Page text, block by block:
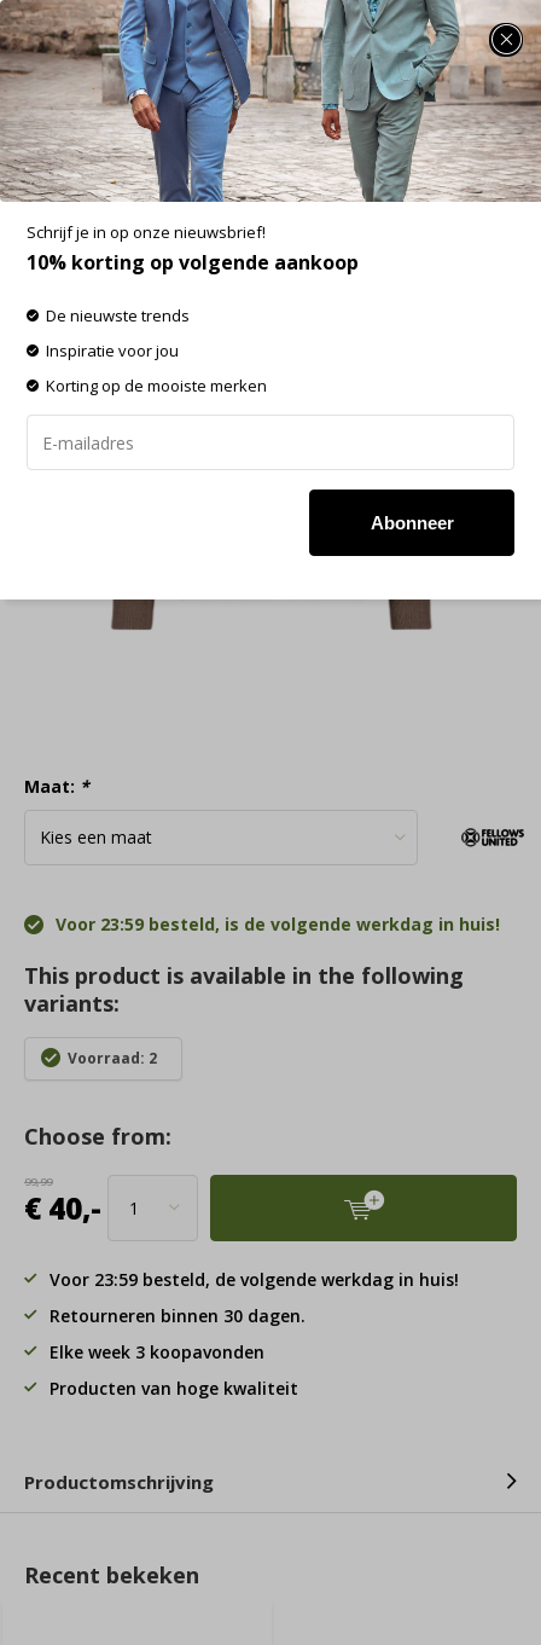
SUMMER SALE: 25% t/m 50% korting op heel veel zomerse items!
Fellows United Vest Cardigan Plated
Structure Knit Brown (42.1108 - 141)
Aan verlanglijst toevoegen
Maat: *
Voor 23:59 besteld, is de volgende werkdag in huis!
This product is available in the following
variants:
Voorraad: 2
Choose from:
99,99
€ 40,-
Voor 23:59 besteld, de volgende werkdag in huis!
Retourneren binnen 30 dagen.
Elke week 3 koopavonden
Producten van hoge kwaliteit
Productomschrijving
Recent bekeken
Schrijf je in op onze nieuwsbrief!
10% korting op volgende aankoop
De nieuwste trends
Inspiratie voor jou
Korting op de mooiste merken
Abonneer